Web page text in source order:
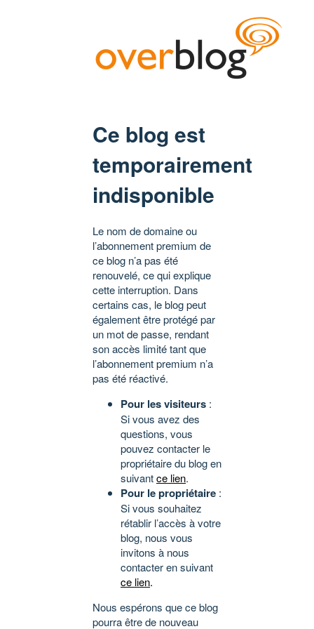
Ce blog est
temporairement
indisponible
Le nom de domaine ou
l’abonnement premium de
ce blog n’a pas été
renouvelé, ce qui explique
cette interruption. Dans
certains cas, le blog peut
également être protégé par
un mot de passe, rendant
son accès limité tant que
l’abonnement premium n’a
pas été réactivé.
Pour les visiteurs :
Si vous avez des
questions, vous
pouvez contacter le
propriétaire du blog en
suivantce lien.
Pour le propriétaire :
Si vous souhaitez
rétablir l’accès à votre
blog, nous vous
invitons à nous
contacter en suivant
ce lien.
Nous espérons que ce blog
pourra être de nouveau